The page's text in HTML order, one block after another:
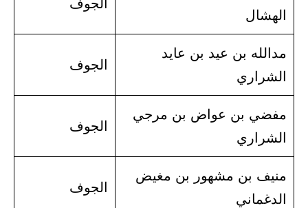
الهشال
الجوف
مدالله بن عيد بن عايد
الشراري
الجوف
مفضي بن عواض بن مرجي
الشراري
الجوف
منيف بن مشهور بن مغيض
الدغماني
الجوف